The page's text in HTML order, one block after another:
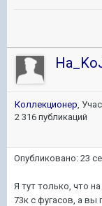
Коллекционер,
2 316 публикаций
Опубликовано: 23
Я тут только, что
73к с фугасов, а вы